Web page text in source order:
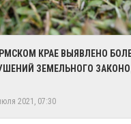
КРАЕ ВЫЯВЛЕНО
ЗЕМЕЛЬНОГО
2021, 07:30